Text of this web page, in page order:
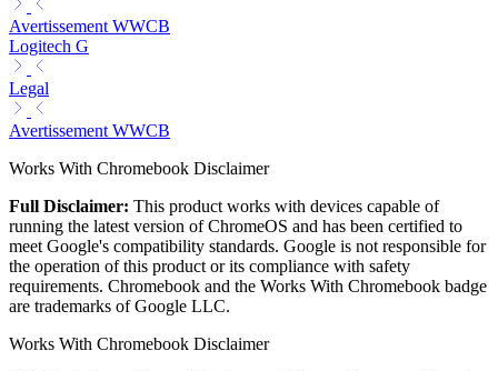
Avertissement WWCB
Logitech G
Legal
Avertissement WWCB
Works With Chromebook Disclaimer
Full Disclaimer: This product works with devices capable of
running the latest version of ChromeOS and has been certified to
meet Google's compatibility standards. Google is not responsible for
the operation of this product or its compliance with safety
requirements. Chromebook and the Works With Chromebook badge
are trademarks of Google LLC.
Works With Chromebook Disclaimer